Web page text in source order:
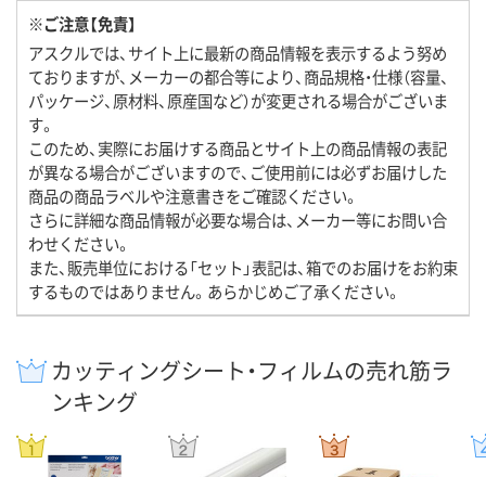
※ご注意【免責】
アスクルでは、サイト上に最新の商品情報を表示するよう努め
ておりますが、メーカーの都合等により、商品規格・仕様（容量、
パッケージ、原材料、原産国など）が変更される場合がございま
す。
このため、実際にお届けする商品とサイト上の商品情報の表記
が異なる場合がございますので、ご使用前には必ずお届けした
商品の商品ラベルや注意書きをご確認ください。
さらに詳細な商品情報が必要な場合は、メーカー等にお問い合
わせください。
また、販売単位における「セット」表記は、箱でのお届けをお約束
するものではありません。あらかじめご了承ください。
カッティングシート・フィルムの売れ筋ラ
ンキング